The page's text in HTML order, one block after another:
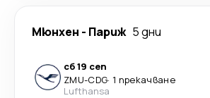
Мюнхен - Париж 5 дни
сб 19 сеп
ZMU-CDG· 1 прекачване
Lufthansa